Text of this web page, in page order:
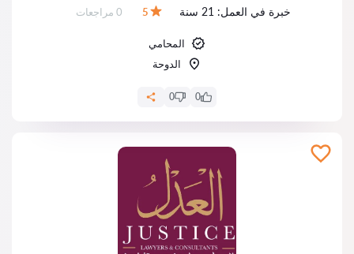
خبرة في العمل: 21 سنة 5 عدد المراجعات:
0 مراجعات
المحامي
الدوحة
0
0